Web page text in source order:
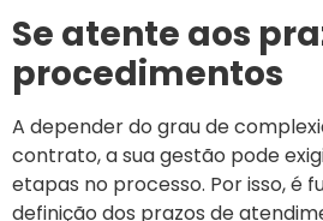
Se atente aos
procedimentos
A depender do grau de
contrato, a sua gestão pode
etapas no processo. Por isso, é
definição dos prazos de